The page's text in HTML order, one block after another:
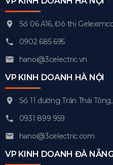
Số 06 A16, Đô thị
0902 685 695
hanoi@3celectric.vn
VP KINH DOANH HÀ NỘI
Số 11 đường Trần Thái
0931 899 959
hanoi@3celectric.com
VP KINH DOANH ĐÀ NẴNG